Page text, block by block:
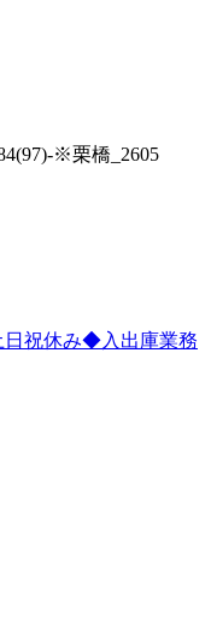
※栗橋_2605
日祝休み◆入出庫業務